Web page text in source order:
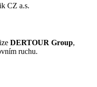
CZ a.s.
DERTOUR Group,
ruchu.